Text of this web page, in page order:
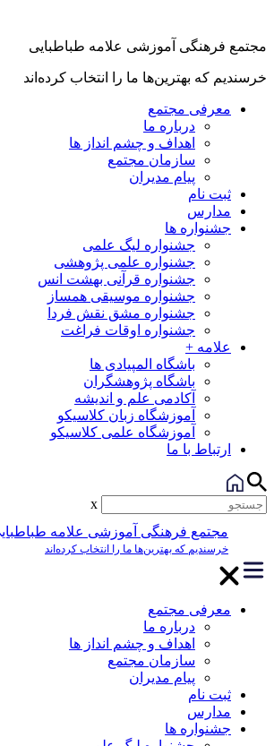
فرهنگی آموزشی علامه طباطبایی
که بهترین‌ها ما را انتخاب کرده‌اند
معرفی مجتمع
درباره ما
اهداف و چشم انداز ها
سازمان مجتمع
پیام مدیران
ثبت نام
مدارس
جشنواره ها
جشنواره لیگ علمی
جشنواره علمی پژوهشی
جشنواره قرآنی بهشت انس
جشنواره موسیقی همساز
جشنواره مشق نقش فردا
جشنواره اوقات فراغت
علامه +
باشگاه المپیادی ها
باشگاه پژوهشگران
آکادمی علم و اندیشه
آموزشگاه زبان کلاسیکو
آموزشگاه علمی کلاسیکو
ارتباط با ما
مجتمع فرهنگی آموزشی علامه طباطبایی
خرسندیم که بهترین‌ها ما را انتخاب کرده‌اند
معرفی مجتمع
درباره ما
اهداف و چشم انداز ها
سازمان مجتمع
پیام مدیران
ثبت نام
مدارس
جشنواره ها